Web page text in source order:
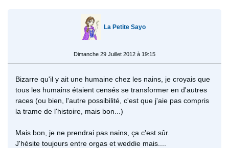
La Petite Sayo
Dimanche 29 Juillet 2012 à 19:15
Bizarre qu'il y ait une humaine chez les nains, je croyais que
tous les humains étaient censés se transformer en d'autres
races (ou bien, l'autre possibilité, c'est que j'aie pas compris
la trame de l'histoire, mais bon...)
Mais bon, je ne prendrai pas nains, ça c'est sûr.
J'hésite toujours entre orgas et weddie mais....